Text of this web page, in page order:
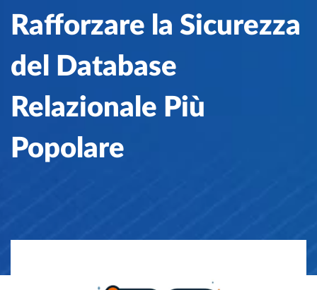
Rafforzare la Sicurezza
del Database
Relazionale Più
Popolare